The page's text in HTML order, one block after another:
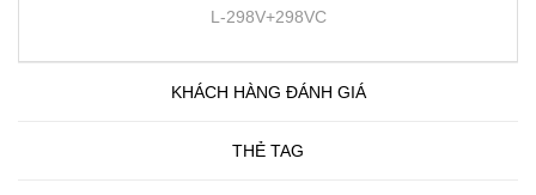
L-298V+298VC
KHÁCH HÀNG ĐÁNH GIÁ
THẺ TAG